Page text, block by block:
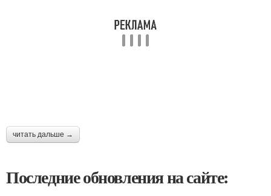
читать дальше →
Последние обновления на сайте: